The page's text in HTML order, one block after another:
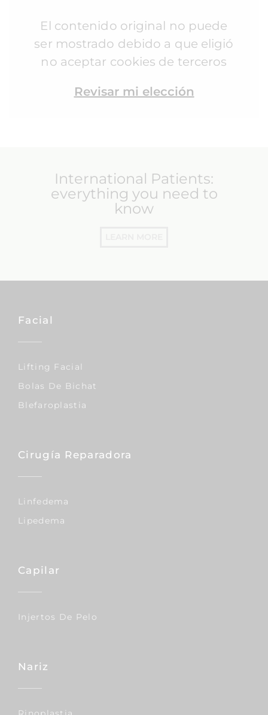
El contenido original no puede
ser mostrado debido a que eligió
no aceptar cookies de terceros
Revisar mi elección
International Patients:
everything you need to
know
Facial
Lifting Facial
Bolas De Bichat
Blefaroplastia
Cirugía Reparadora
Linfedema
Lipedema
Capilar
Injertos De Pelo
Nariz